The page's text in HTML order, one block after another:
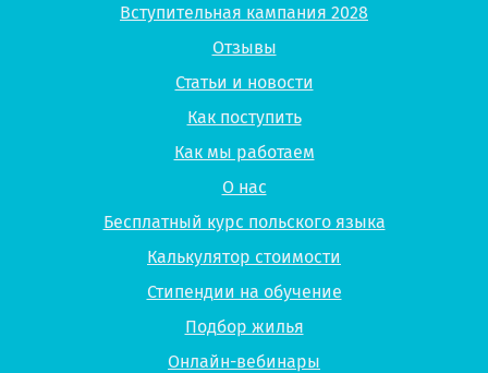
Вступительная кампания 2028
Отзывы
Статьи и новости
Как поступить
Как мы работаем
О нас
Бесплатный курс польского языка
Калькулятор стоимости
Стипендии на обучение
Подбор жилья
Онлайн-вебинары